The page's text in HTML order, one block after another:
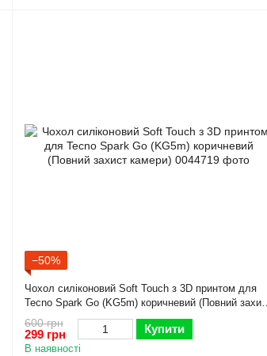
−50%
Чохол силіконовий Soft Touch з 3D принтом для
Tecno Spark Go (KG5m) коричневий (Повний захист
камери)
600 грн
299 грн Купити
В наявності